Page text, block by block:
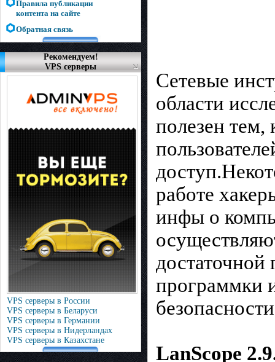
Правила публикации
контента на сайте
Обратная связь
Рекомендуем!
VPS серверы
VPS серверы в России
VPS серверы в Беларуси
VPS серверы в Германии
VPS серверы в Нидерландах
VPS серверы в Казахстане
Сетевые
области
полезен
работе
инфы о
программки
LanScope